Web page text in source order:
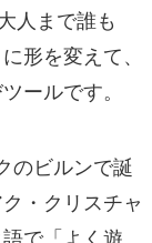
人まで誰も
形を変えて、
ールです。
のビルンで誕
・クリスチャ
で「よく遊